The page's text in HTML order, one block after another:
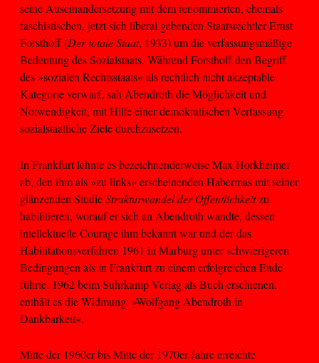
seine Auseinandersetzung mit dem renommierten, ehemals
faschistischen, jetzt sich liberal gebenden Staatsrechtler Ernst
Forsthoff (Der totale Staat, 1933) um die verfassungsmäßige
Bedeutung des Sozialstaats. Während Forsthoff den Begriff
des »sozialen Rechtsstaats« als rechtlich nicht akzeptable
Kategorie verwarf, sah Abendroth die Möglichkeit und
Notwendigkeit, mit Hilfe einer demokratischen Verfassung
sozialstaatliche Ziele durchzusetzen.
In Frankfurt lehnte es bezeichnenderweise Max Horkheimer
ab, den ihm als »zu links« erscheinenden Habermas mit seiner
glänzenden StudieStrukturwandel der Öffentlichkeitzu
habilitieren, worauf er sich an Abendroth wandte, dessen
intellektuelle Courage ihm bekannt war und der das
Habilitationsverfahren 1961 in Marburg unter schwierigeren
Bedingungen als in Frankfurt zu einem erfolgreichen Ende
führte. 1962 beim Suhrkamp Verlag als Buch erschienen,
enthält es die Widmung: »Wolfgang Abendroth in
Dankbarkeit«.
Mitte der 1960er bis Mitte der 1970er Jahre erreichte